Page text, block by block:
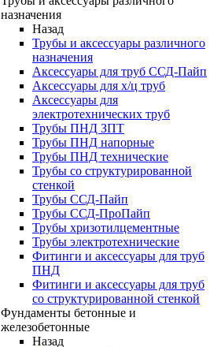
назначения
Назад
Трубы и аксессуары различного
назначения
Аксессуары для труб ССД-Пайп
Аксессуары для х/ц труб
Аксессуары для
электротехнических труб
Трубы ПНД ЗПТ
Трубы ПНД напорные
Трубы ПНД технические
Трубы со структурированной
стенкой
Трубы ССД-Пайп
Трубы ССД-ПроПайп
Трубы хризотилцементные
Трубы электротехнические
Фитинги и аксессуары для труб
ПНД
Фитинги и аксессуары для труб
со структурированной стенкой
Фундаменты бетонные и
железобетонные
Назад